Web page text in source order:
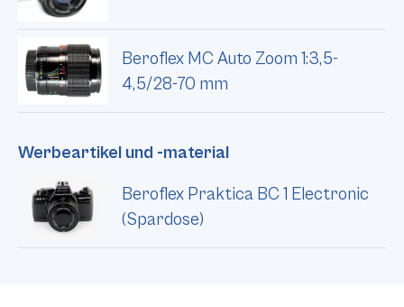
Beroflex MC Auto Zoom 1:3,5-
4,5/28-70 mm
Werbeartikel und -material
Beroflex Praktica BC 1 Electronic
(Spardose)